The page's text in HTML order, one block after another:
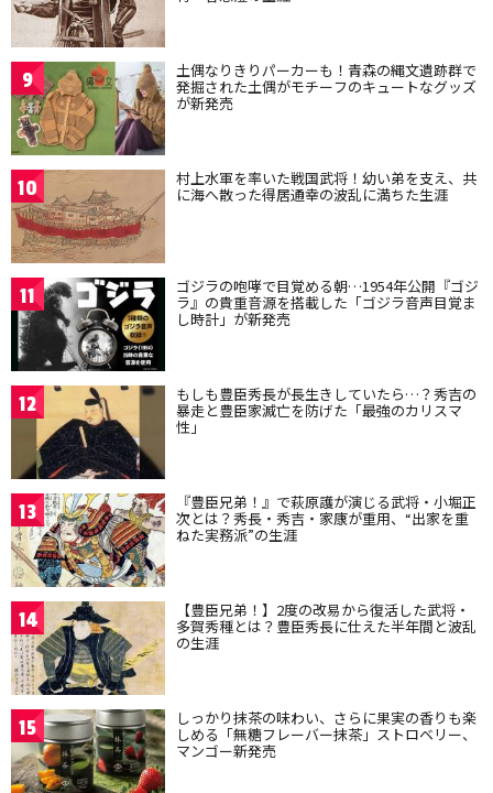
9 土偶なりきりパーカーも！青森の縄文遺跡群で
発掘された土偶がモチーフのキュートなグッズ
が新発売
10 村上水軍を率いた戦国武将！幼い弟を支え、共
に海へ散った得居通幸の波乱に満ちた生涯
11 ゴジラの咆哮で目覚める朝…1954年公開『ゴジ
ラ』の貴重音源を搭載した「ゴジラ音声目覚ま
し時計」が新発売
12 もしも豊臣秀長が長生きしていたら…？秀吉の
暴走と豊臣家滅亡を防げた「最強のカリスマ
性」
13 『豊臣兄弟！』で萩原護が演じる武将・小堀正
次とは？秀長・秀吉・家康が重用、“出家を重
ねた実務派”の生涯
14 【豊臣兄弟！】2度の改易から復活した武将・
多賀秀種とは？豊臣秀長に仕えた半年間と波乱
の生涯
15 しっかり抹茶の味わい、さらに果実の香りも楽
しめる「無糖フレーバー抹茶」ストロベリー、
マンゴー新発売